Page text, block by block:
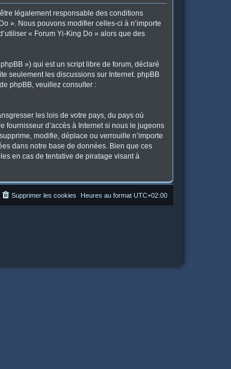
légalement responsable des conditions
». Nous pouvons modifier celles-ci à n’importe
« Forum Yi-King Do » alors que des
») qui est un script libre de forum, déclaré
seulement les discussions sur Internet. phpBB
phpBB, veuillez consulter :
les lois de votre pays, du pays où
fournisseur d’accès à Internet si nous le jugeons
modifie, déplace ou verrouille n’importe
dans notre base de données. Bien que ces
en cas de tentative de piratage visant à
Heures au format UTC+02:00
Supprimer les cookies